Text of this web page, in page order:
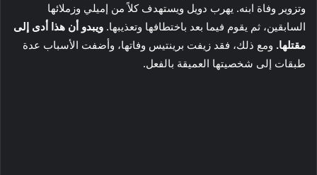
وتزوير وفاة ابنه. يهرب دويل ويستهدف كلاً من إميلي وزملائها
السابقين، ثم يقوم فيما بعد باختطافها وتعذيبها. ويبدو أن هذا أدى إلى
مقتلها. ومع ذلك، فقد زيفت برينتيس وفاتها، وأضفت الأسباب عدة
طبقات إلى شخصيتها العميقة بالفعل.